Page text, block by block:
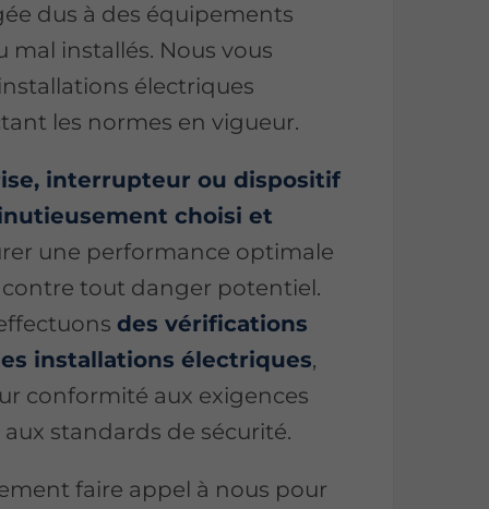
dus à des équipements
mal installés. Nous vous
électriques
les normes en vigueur.
interrupteur ou dispositif
choisi et
une performance optimale
tout danger potentiel.
des vérifications
installations électriques,
conformité aux exigences
standards de sécurité.
faire appel à nous pour